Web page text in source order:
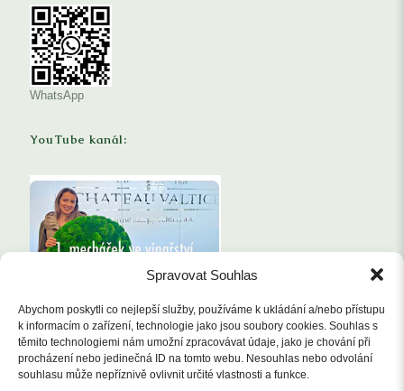
Spravovat Souhlas
Abychom poskytli co nejlepší služby, používáme k ukládání a/nebo přístupu
k informacím o zařízení, technologie jako jsou soubory cookies. Souhlas s
těmito technologiemi nám umožní zpracovávat údaje, jako je chování při
procházení nebo jedinečná ID na tomto webu. Nesouhlas nebo odvolání
souhlasu může nepříznivě ovlivnit určité vlastnosti a funkce.
WhatsApp
YouTube kanál:
EDB